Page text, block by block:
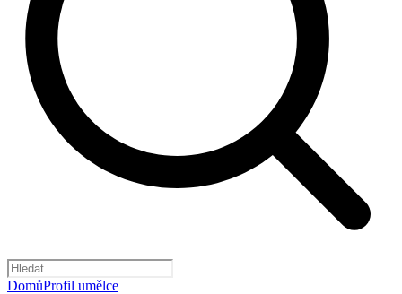
DomůProfil umělce